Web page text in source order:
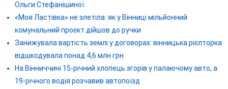
Ольги Стефанішиної
«Моя Ластівка» не злетіла: як у Вінниці мільйонний
комунальний проєкт дійшов до ручки
Занижувала вартість землі у договорах: вінницька рієлторка
відшкодувала понад 4,6 млн грн
На Вінниччині 15-річний хлопець згорів у палаючому авто, а
19-річного водія розчавив автопоїзд